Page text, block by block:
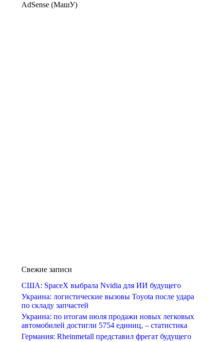
AdSense (МашУ)
Свежие записи
США: SpaceX выбрала Nvidia для ИИ будущего
Украина: логистические вызовы Toyota после удара
по складу запчастей
Украина: по итогам июля продажи новых легковых
автомобилей достигли 5754 единиц, – статистика
Германия: Rheinmetall представил фрегат будущего